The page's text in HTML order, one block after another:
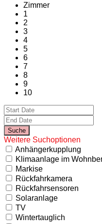
Zimmer
1
2
3
4
5
6
7
8
9
10
Weitere Suchoptionen
Anhängerkupplung
Klimaanlage im
Markise
Rückfahrkamera
Rückfahrsensoren
Solaranlage
TV
Wintertauglich